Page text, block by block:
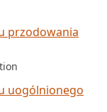
przodowania
uogólnionego